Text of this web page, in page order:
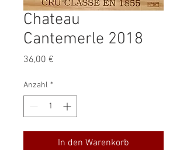
Chateau
Cantemerle 2018
36,00 €
Anzahl *
In den Warenkorb